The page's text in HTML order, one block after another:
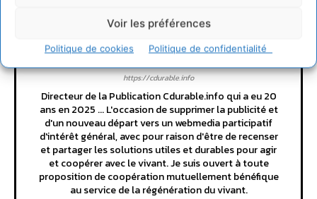
Voir les préférences
Politique de cookies Politique de confidentialité
Cyrille Souche
https://cdurable.info
Directeur de la Publication Cdurable.info qui a eu 20
ans en 2025 ... L'occasion de supprimer la publicité et
d'un nouveau départ vers un webmedia participatif
d'intérêt général, avec pour raison d'être de recenser
et partager les solutions utiles et durables pour agir
et coopérer avec le vivant. Je suis ouvert à toute
proposition de coopération mutuellement bénéfique
au service de la régénération du vivant.